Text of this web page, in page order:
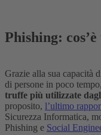
Phishing:
Grazie alla sua capacità
di persone in poco
truffe più utilizzate
proposito, l’ultimo
Sicurezza Informatica,
Phishing e Social